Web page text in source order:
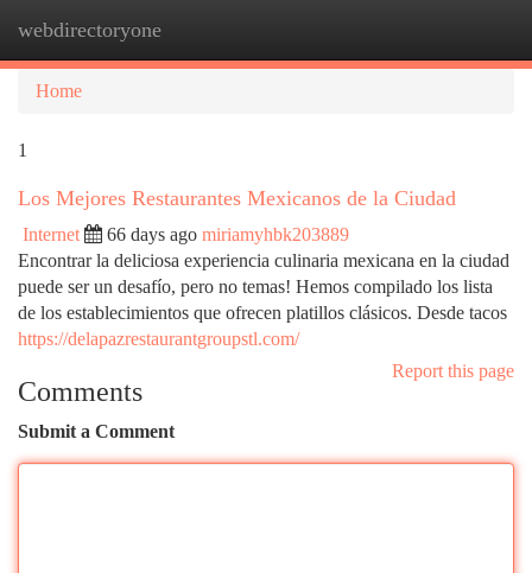
webdirectoryone
Home
1
Los Mejores Restaurantes Mexicanos de la Ciudad
Internet 66 days ago miriamyhbk203889
Encontrar la deliciosa experiencia culinaria mexicana en la ciudad
puede ser un desafío, pero no temas! Hemos compilado los lista
de los establecimientos que ofrecen platillos clásicos. Desde tacos
https://delapazrestaurantgroupstl.com/
Report this page
Comments
Submit a Comment